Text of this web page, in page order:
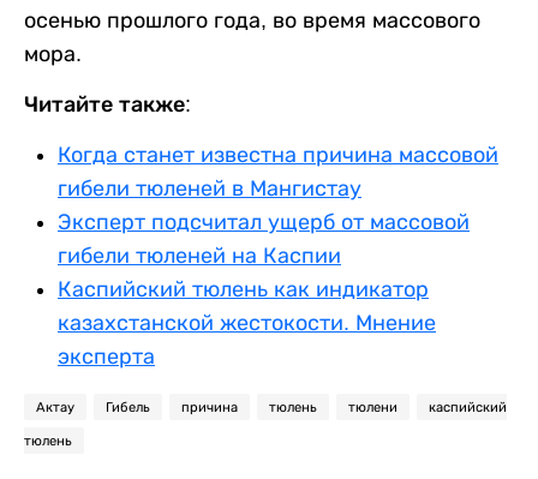
осенью прошлого года, во время массового
мора.
Читайте также:
Когда станет известна причина массовой
гибели тюленей в Мангистау
Эксперт подсчитал ущерб от массовой
гибели тюленей на Каспии
Каспийский тюлень как индикатор
казахстанской жестокости. Мнение
эксперта
Актау Гибель причина тюлень тюлени каспийский
тюлень